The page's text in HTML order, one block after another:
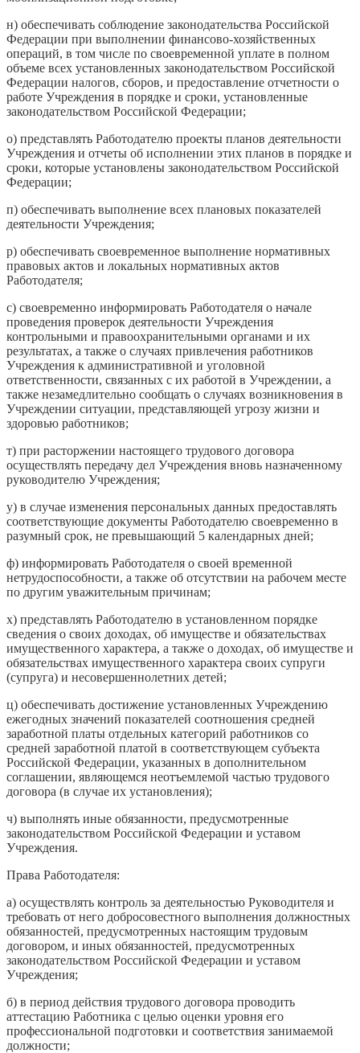
н) обеспечивать соблюдение законодательства Российской
Федерации при выполнении финансово-хозяйственных
операций, в том числе по своевременной уплате в полном
объеме всех установленных законодательством Российской
Федерации налогов, сборов, и предоставление отчетности о
работе Учреждения в порядке и сроки, установленные
законодательством Российской Федерации;
о) представлять Работодателю проекты планов деятельности
Учреждения и отчеты об исполнении этих планов в порядке и
сроки, которые установлены законодательством Российской
Федерации;
п) обеспечивать выполнение всех плановых показателей
деятельности Учреждения;
р) обеспечивать своевременное выполнение нормативных
правовых актов и локальных нормативных актов
Работодателя;
с) своевременно информировать Работодателя о начале
проведения проверок деятельности Учреждения
контрольными и правоохранительными органами и их
результатах, а также о случаях привлечения работников
Учреждения к административной и уголовной
ответственности, связанных с их работой в Учреждении, а
также незамедлительно сообщать о случаях возникновения в
Учреждении ситуации, представляющей угрозу жизни и
здоровью работников;
т) при расторжении настоящего трудового договора
осуществлять передачу дел Учреждения вновь назначенному
руководителю Учреждения;
у) в случае изменения персональных данных предоставлять
соответствующие документы Работодателю своевременно в
разумный срок, не превышающий 5 календарных дней;
ф) информировать Работодателя о своей временной
нетрудоспособности, а также об отсутствии на рабочем месте
по другим уважительным причинам;
х) представлять Работодателю в установленном порядке
сведения о своих доходах, об имуществе и обязательствах
имущественного характера, а также о доходах, об имуществе и
обязательствах имущественного характера своих супруги
(супруга) и несовершеннолетних детей;
ц) обеспечивать достижение установленных Учреждению
ежегодных значений показателей соотношения средней
заработной платы отдельных категорий работников со
средней заработной платой в соответствующем субъекта
Российской Федерации, указанных в дополнительном
соглашении, являющемся неотъемлемой частью трудового
договора (в случае их установления);
ч) выполнять иные обязанности, предусмотренные
законодательством Российской Федерации и уставом
Учреждения.
Права Работодателя:
а) осуществлять контроль за деятельностью Руководителя и
требовать от него добросовестного выполнения должностных
обязанностей, предусмотренных настоящим трудовым
договором, и иных обязанностей, предусмотренных
законодательством Российской Федерации и уставом
Учреждения;
б) в период действия трудового договора проводить
аттестацию Работника с целью оценки уровня его
профессиональной подготовки и соответствия занимаемой
должности;